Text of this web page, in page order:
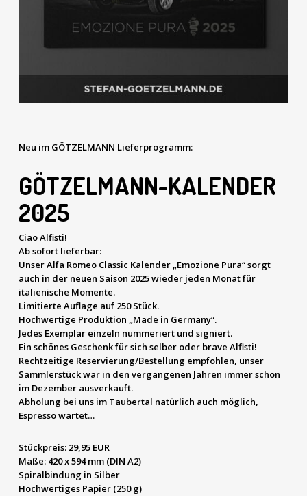
Neu im GÖTZELMANN Lieferprogramm:
GÖTZELMANN-KALENDER
2025
Ciao Alfisti!
Ab sofort lieferbar:
Unser Alfa Romeo Classic Kalender „Emozione Pura“ sorgt
auch in der neuen Saison 2025 wieder jeden Monat für
italienische Momente.
Limitierte Auflage auf 250 Stück.
Hochwertige Produktion „Made in Germany“.
Jedes Exemplar einzeln nummeriert und signiert.
Ein schönes Geschenk für sich selber oder brave Alfisti!
Rechtzeitige Reservierung/Bestellung empfohlen, unser
Sammlerstück war in den vergangenen Jahren immer schon
im Dezember ausverkauft.
Abholung bei uns im Taubertal natürlich auch möglich,
Espresso wartet…
Stückpreis: 29,95 EUR
Maße: 420 x 594 mm (DIN A2)
Spiralbindung in Silber
Hochwertiges Papier (250 g)